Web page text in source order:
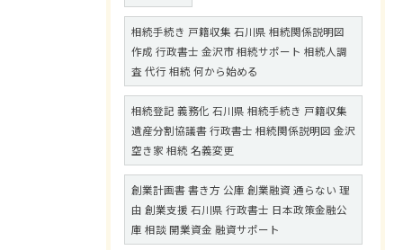
相続手続き 戸籍収集 石川県 相続関係説明図
作成 行政書士 金沢市 相続サポート 相続人調
査 代行 相続 何から始める
相続登記 義務化 石川県 相続手続き 戸籍収集
遺産分割協議書 行政書士 相続関係説明図 金沢
空き家 相続 名義変更
創業計画書 書き方 公庫 創業融資 通らない 理
由 創業支援 石川県 行政書士 日本政策金融公
庫 相談 開業資金 融資サポート